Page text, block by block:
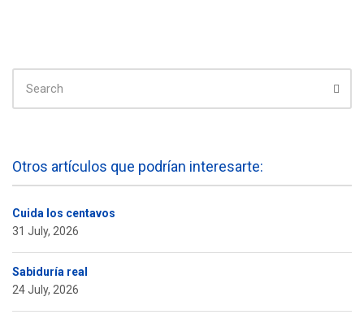
SEARCH
FOR:
Otros artículos que podrían interesarte:
Cuida los centavos
31 July, 2026
Sabiduría real
24 July, 2026